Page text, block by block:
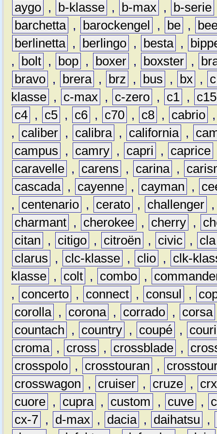
aygo , b-klasse , b-max , b-serie
barchetta , barockengel , be ,
berlinetta , berlingo , besta ,
,
bolt , bop , boxer , boxster ,
bravo , brera , brz , bus , bx ,
c
klasse , c-max , c-zero , c1 ,
c15
c4 , c5 , c6 , c70 , c8 , cabrio
,
caliber , calibra , california ,
campus
, camry , capri , caprice
caravelle , carens , carina ,
cascada , cayenne , cayman ,
,
centenario , cerato , challenger
charmant , cherokee , cherry ,
citan
, citigo , citroën , civic ,
cla
clarus
, clc-klasse , clio ,
clk-
klasse , colt , combo ,
,
concerto , connect , consul ,
corolla , corona , corrado , corsa
countach
, country , coupé ,
croma , cross , crossblade ,
crosspolo , crosstouran ,
crosswagon
, cruiser , cruze ,
crx
cuore , cupra , custom , cuve ,
cx-7 , d-max , dacia , daihatsu
,